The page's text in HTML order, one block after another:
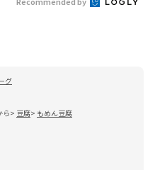
グ
ら
豆腐
もめん豆腐